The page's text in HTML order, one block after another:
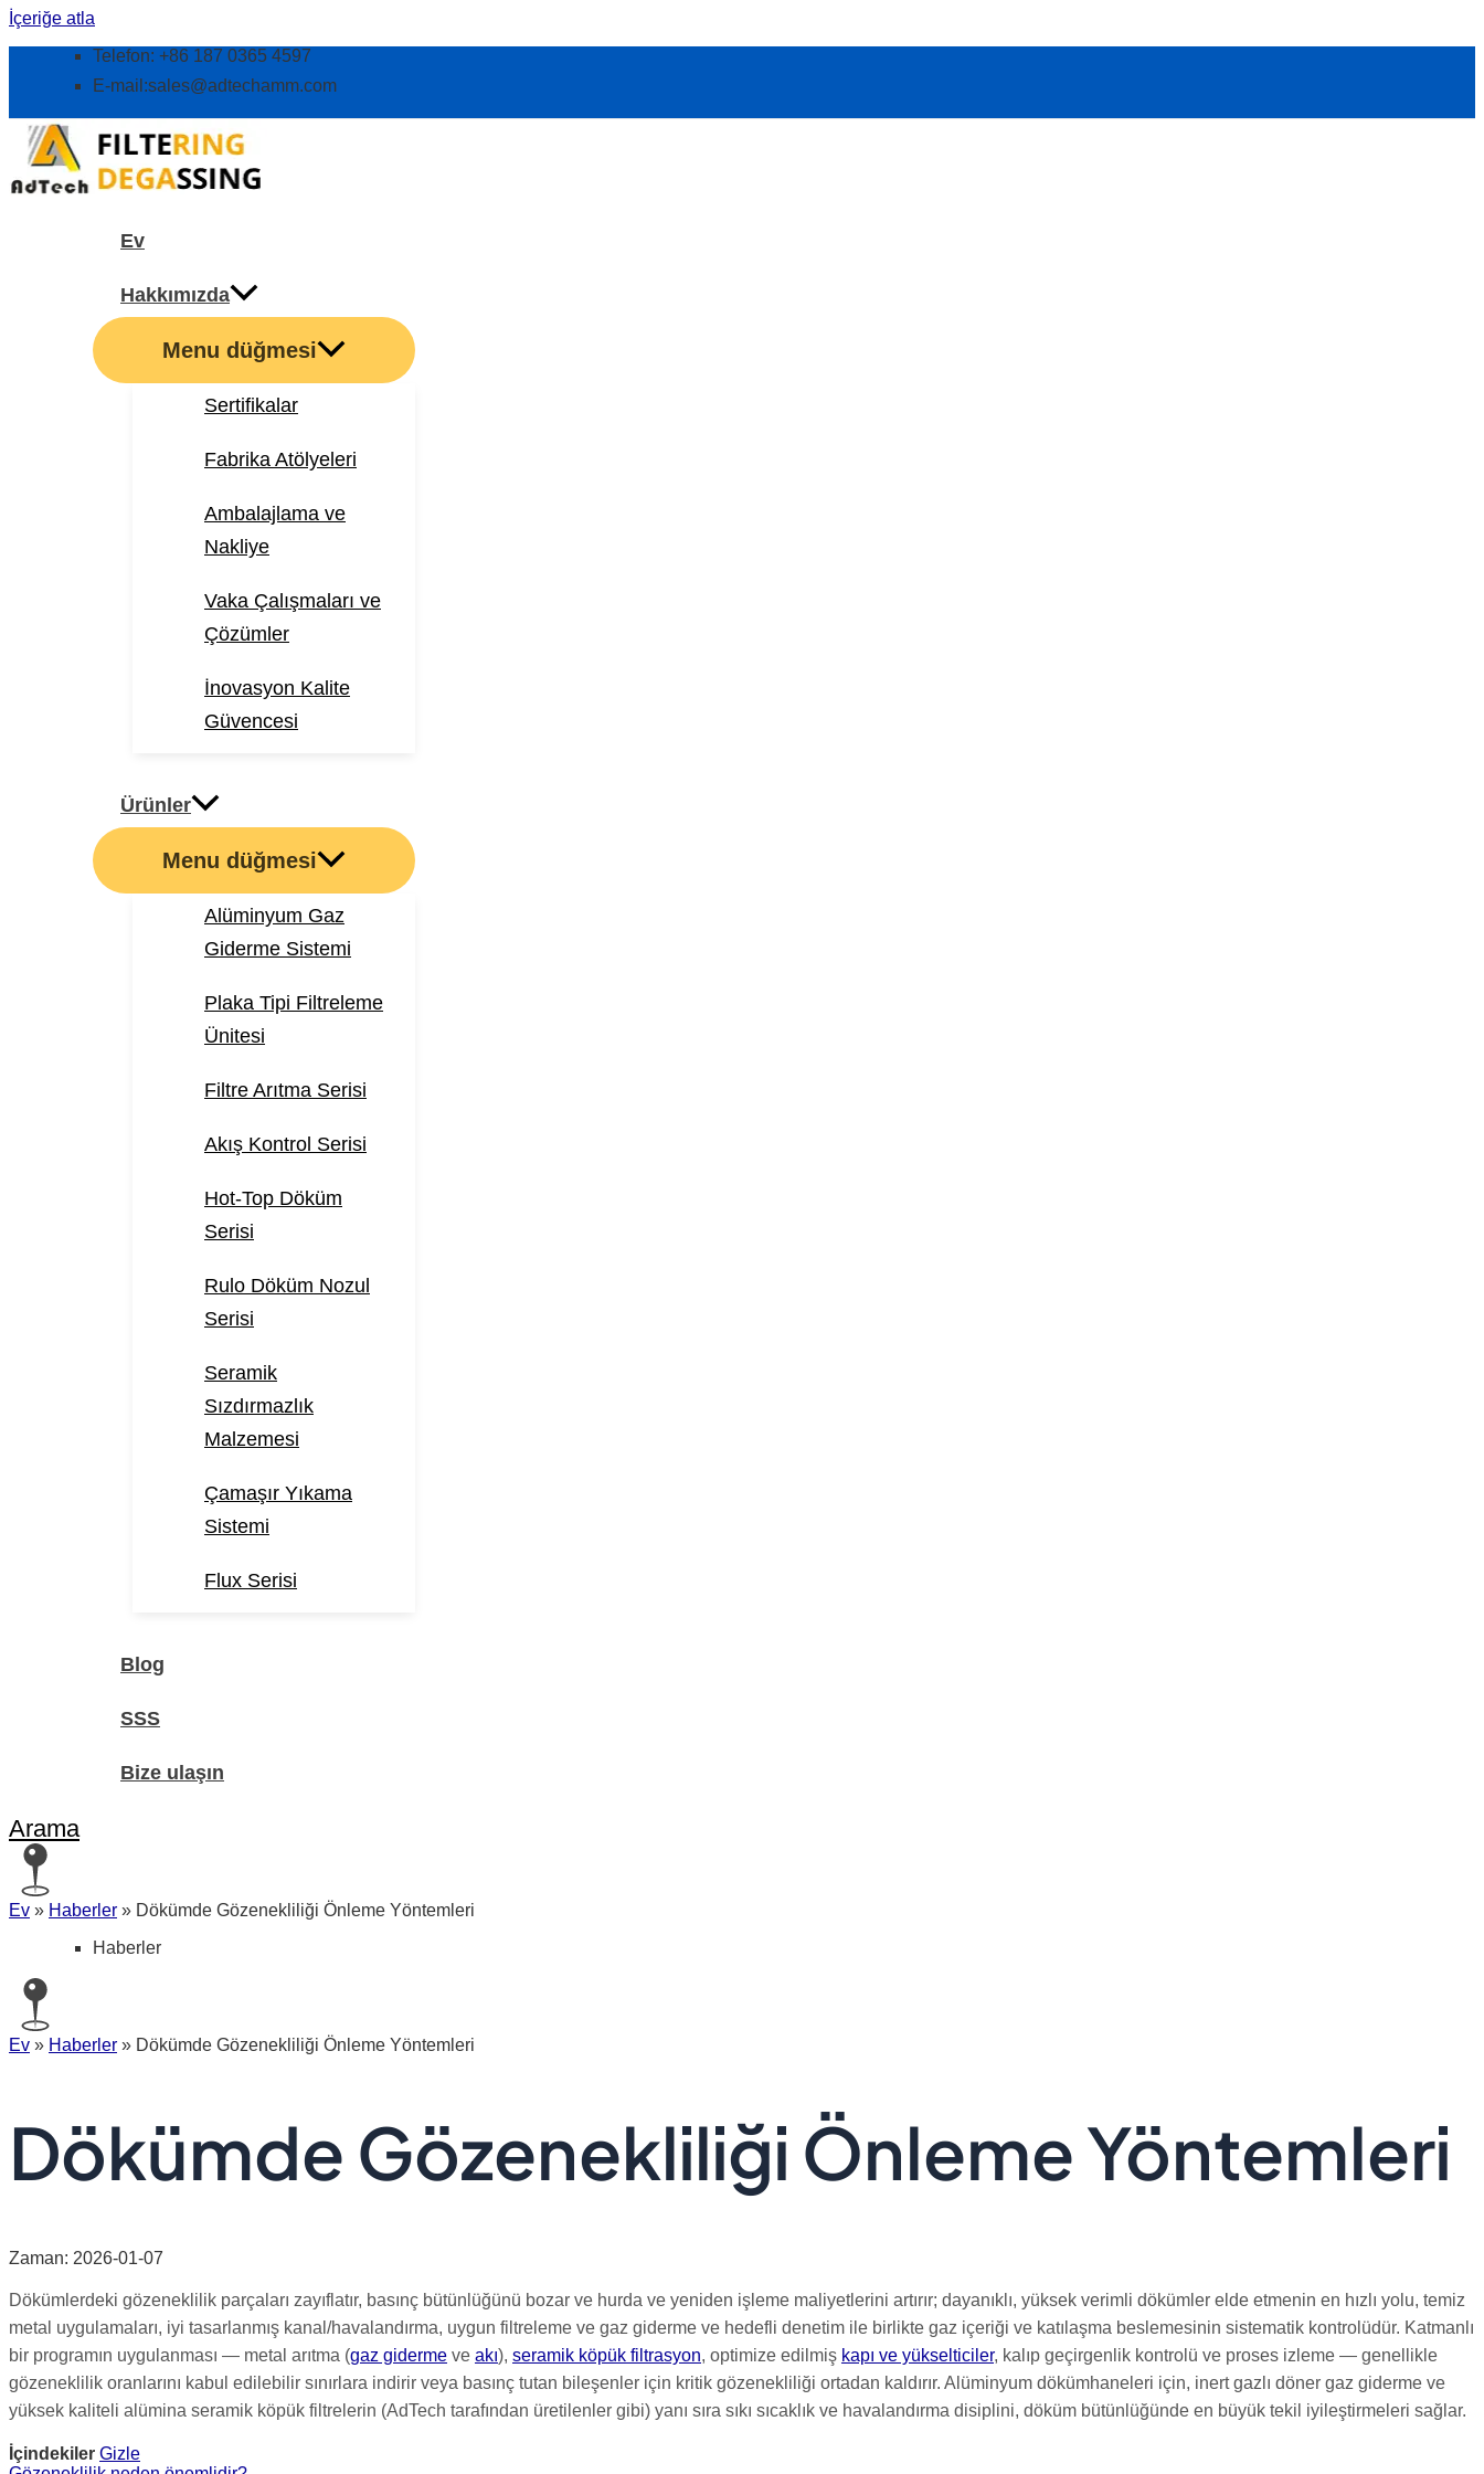
İçeriğe atla
Telefon: +86 187 0365 4597
E-mail:sales@adtechamm.com
Ev
Hakkımızda
Menu düğmesi
Sertifikalar
Fabrika Atölyeleri
Ambalajlama ve
Nakliye
Vaka Çalışmaları ve
Çözümler
İnovasyon Kalite
Güvencesi
Ürünler
Menu düğmesi
Alüminyum Gaz
Giderme Sistemi
Plaka Tipi Filtreleme
Ünitesi
Filtre Arıtma Serisi
Akış Kontrol Serisi
Hot-Top Döküm
Serisi
Rulo Döküm Nozul
Serisi
Seramik
Sızdırmazlık
Malzemesi
Çamaşır Yıkama
Sistemi
Flux Serisi
Blog
SSS
Bize ulaşın
Arama
Ev » Haberler » Dökümde Gözenekliliği Önleme Yöntemleri
Haberler
Ev » Haberler » Dökümde Gözenekliliği Önleme Yöntemleri
Dökümde Gözenekliliği Önleme Yöntemleri
Zaman: 2026-01-07
Dökümlerdeki gözeneklilik parçaları zayıflatır, basınç bütünlüğünü bozar ve hurda ve yeniden işleme maliyetlerini artırır; dayanıklı, yüksek verimli dökümler elde etmenin en hızlı yolu, temiz
metal uygulamaları, iyi tasarlanmış kanal/havalandırma, uygun filtreleme ve gaz giderme ve hedefli denetim ile birlikte gaz içeriği ve katılaşma beslemesinin sistematik kontrolüdür. Katmanlı
bir programın uygulanması — metal arıtma (gaz giderme ve akı), seramik köpük filtrasyon, optimize edilmiş kapı ve yükselticiler, kalıp geçirgenlik kontrolü ve proses izleme — genellikle
gözeneklilik oranlarını kabul edilebilir sınırlara indirir veya basınç tutan bileşenler için kritik gözenekliliği ortadan kaldırır. Alüminyum dökümhaneleri için, inert gazlı döner gaz giderme ve
yüksek kaliteli alümina seramik köpük filtrelerin (AdTech tarafından üretilenler gibi) yanı sıra sıkı sıcaklık ve havalandırma disiplini, döküm bütünlüğünde en büyük tekil iyileştirmeleri sağlar.
İçindekiler Gizle